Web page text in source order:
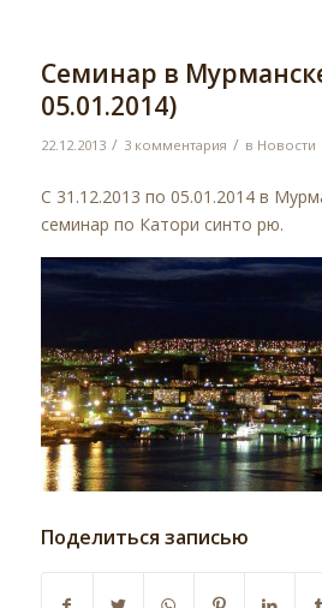
Семинар в
05.01.2014)
22.12.2013 / 3 комментария / в Новости
С 31.12.2013 по 05.01.2014 в
семинар по Катори синто рю.
Поделиться записью